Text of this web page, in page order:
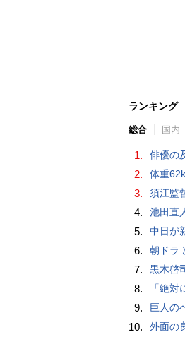
ランキング
総合 国内
1. 俳優の
2. 体重
3. 須江監
4. 池田直
5. 中日が
6. 朝ドラ
7. 黒木啓
8. 「絶
9. 巨人の
10. 外面の